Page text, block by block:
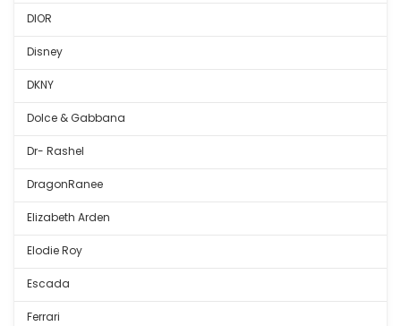
DIOR
Disney
DKNY
Dolce & Gabbana
Dr- Rashel
DragonRanee
Elizabeth Arden
Elodie Roy
Escada
Ferrari